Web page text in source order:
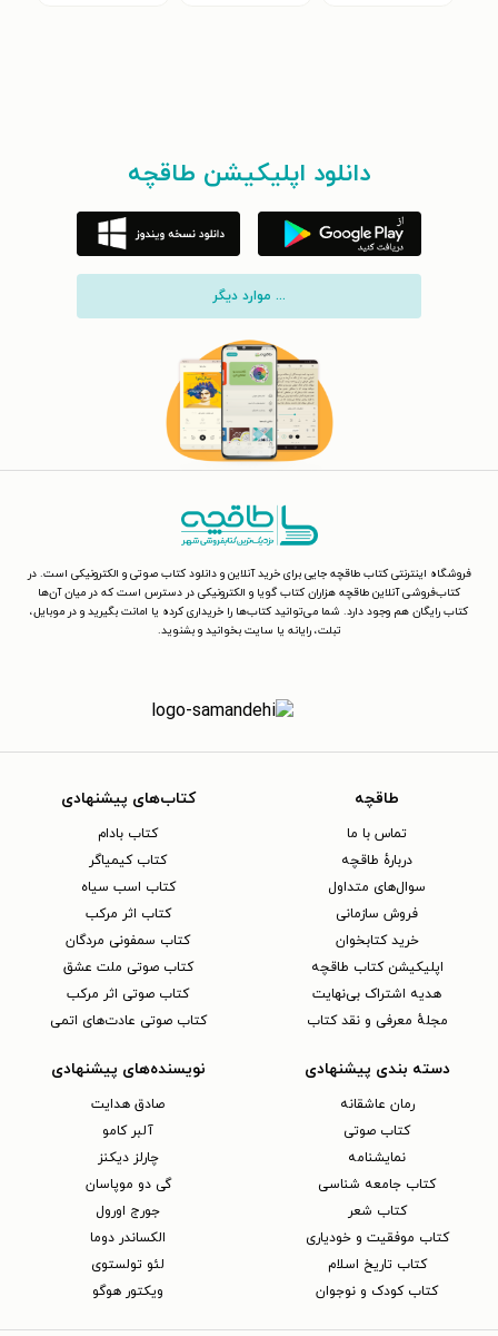
دانلود اپلیکیشن طاقچه
... موارد دیگر
فروشگاه اینترنتی کتاب طاقچه جایی برای خرید آنلاین و دانلود کتاب صوتی و الکترونیکی است. در
کتاب‌فروشی آنلاین طاقچه هزاران کتاب گویا و الکترونیکی در دسترس است که در میان آن‌ها
کتاب رایگان هم وجود دارد. شما می‌توانید کتاب‌ها را خریداری کرده یا امانت بگیرید و در موبایل،
تبلت، رایانه یا سایت بخوانید و بشنوید.
طاقچه
تماس با ما
دربارهٔ طاقچه
سوال‌های متداول
فروش سازمانی
خرید کتابخوان
اپلیکیشن کتاب طاقچه
هدیه اشتراک بی‌نهایت
مجلهٔ معرفی و نقد کتاب
کتاب‌های پیشنهادی
کتاب بادام
کتاب کیمیاگر
کتاب اسب سیاه
کتاب اثر مرکب
کتاب سمفونی مردگان
کتاب صوتی ملت عشق
کتاب صوتی اثر مرکب
کتاب صوتی عادت‌های اتمی
دسته بندی پیشنهادی
رمان عاشقانه
کتاب‌ صوتی
نمایشنامه
کتاب جامعه شناسی
کتاب شعر
کتاب موفقیت و خودیاری
کتاب تاریخ اسلام
کتاب کودک و نوجوان
نویسنده‌های پیشنهادی
صادق هدایت
آلبر کامو
چارلز دیکنز
گی دو موپاسان
جورج اورول
الکساندر دوما
لئو تولستوی
ویکتور هوگو